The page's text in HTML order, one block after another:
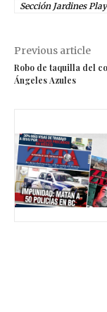
Sección Jardines
Previous article
Robo de taquilla del
Ángeles Azules